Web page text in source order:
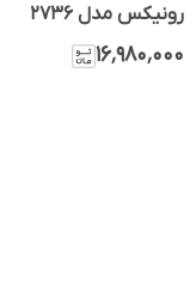
رونیکس مدل 2736
۱۶٬۹۸۰٬۰۰۰